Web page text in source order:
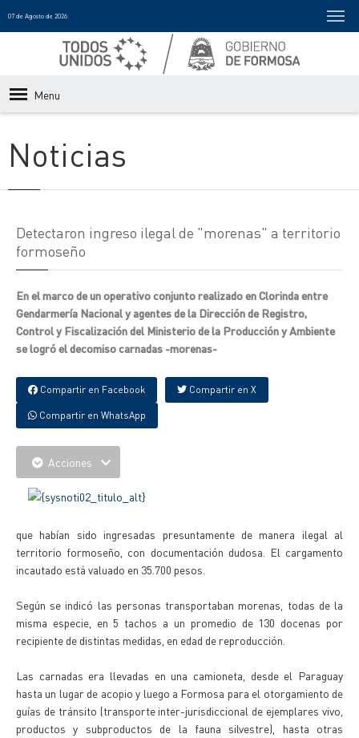
07 de Agosto de 2026
Menu
Noticias
Detectaron ingreso ilegal de "morenas" a territorio
formoseño
En el marco de un operativo conjunto realizado en Clorinda entre
Gendarmería Nacional y agentes de la Dirección de Registro,
Control y Fiscalización del Ministerio de la Producción y Ambiente
se logró el decomiso carnadas -morenas-
Compartir en Facebook Compartir en X
Compartir en WhatsApp
Acciones
que habían sido ingresadas presuntamente de manera ilegal al
territorio formoseño, con documentación dudosa. El cargamento
incautado está valuado en 35.700 pesos.
Según se indicó las personas transportaban morenas, todas de la
misma especie, en 5 tachos a un promedio de 130 docenas por
recipiente de distintas medidas, en edad de reproducción.
Las carnadas era llevadas en una camioneta, desde el Paraguay
hasta un lugar de acopio y luego a Formosa para el otorgamiento de
guías de tránsito (transporte inter-jurisdiccional de ejemplares vivo,
productos y subproductos de la fauna silvestre), hasta otras